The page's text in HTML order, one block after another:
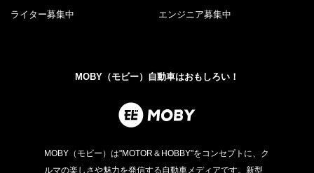
ライター募集中 エンジニア募集中
MOBY（モビー）自動車はおもしろい！
MOBY（モビー）は"MOTOR＆HOBBY"をコンセプトに、ク
ルマの楽しさや魅力を発信する自動車メディアです。新型